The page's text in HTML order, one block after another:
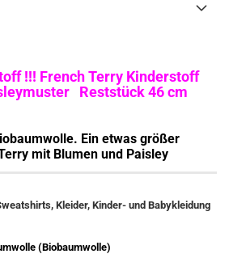
!!! French Terry Kinderstoff
Reststück 46 cm
Ein etwas größer
mit Blumen und Paisley
Kleider, Kinder- und Babykleidung
(Biobaumwolle)